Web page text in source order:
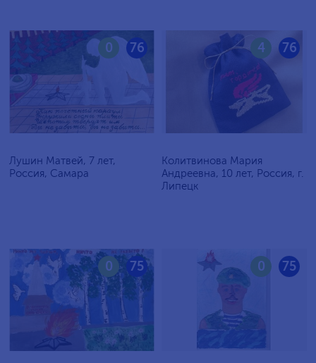
76
0
Лушин Матвей, 7 лет,
Россия, Самара
76
4
Колитвинова Мария
Андреевна, 10 лет, Россия, г.
Липецк
75
0 75
0